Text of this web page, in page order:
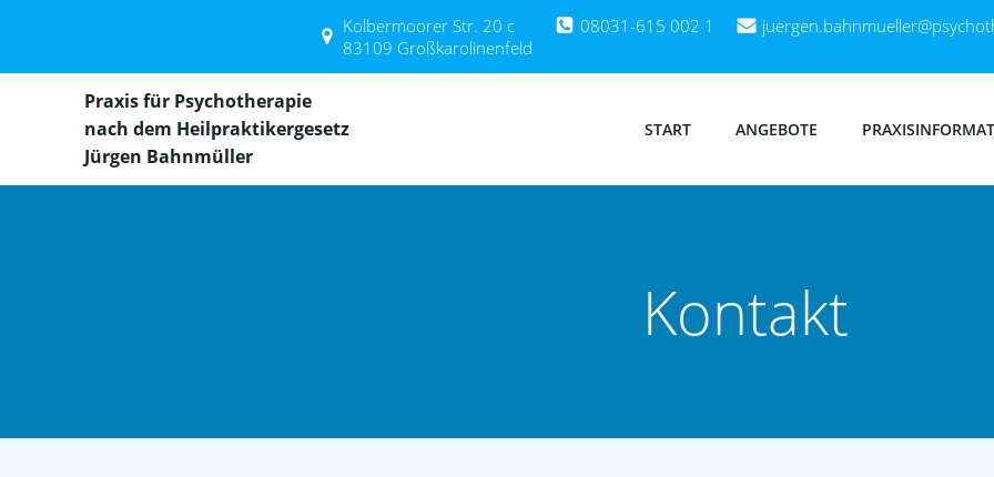
Kolbermoorer Str. 20 c
83109 Großkarolinenfeld
08031-615 002 1
Praxis für Psychotherapie
nach dem Heilpraktikergesetz
Jürgen Bahnmüller
START ANGEBOTE
Kontakt